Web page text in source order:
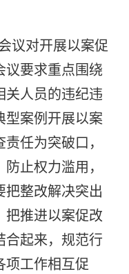
对开展以案促
议要求重点围绕
关人员的违纪违
型案例开展以案
任为突破口，
止权力滥用，
整改解决突出
把推进以案促改
合起来，规范行
项工作相互促